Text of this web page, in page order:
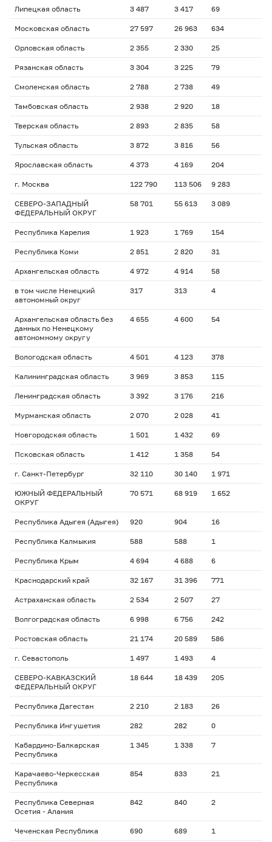
Липецкая область 3 487 3 417 69
Московская область 27 597 26 963 634
Орловская область 2 355 2 330 25
Рязанская область 3 304 3 225 79
Смоленская область 2 788 2 738 49
Тамбовская область 2 938 2 920 18
Тверская область 2 893 2 835 58
Тульская область 3 872 3 816 56
Ярославская область 4 373 4 169 204
г. Москва 122 790 113 506 9 283
СЕВЕРО-ЗАПАДНЫЙ
ФЕДЕРАЛЬНЫЙ ОКРУГ
58 701 55 613 3 089
Республика Карелия 1 923 1 769 154
Республика Коми 2 851 2 820 31
Архангельская область 4 972 4 914 58
в том числе Ненецкий
автономный округ
317 313 4
Архангельская область без
данных по Ненецкому
автономному округу
4 655 4 600 54
Вологодская область 4 501 4 123 378
Калининградская область 3 969 3 853 115
Ленинградская область 3 392 3 176 216
Мурманская область 2 070 2 028 41
Новгородская область 1 501 1 432 69
Псковская область 1 412 1 358 54
г. Санкт-Петербург 32 110 30 140 1 971
ЮЖНЫЙ ФЕДЕРАЛЬНЫЙ
ОКРУГ
70 571 68 919 1 652
Республика Адыгея (Адыгея) 920 904 16
Республика Калмыкия 588 588 1
Республика Крым 4 694 4 688 6
Краснодарский край 32 167 31 396 771
Астраханская область 2 534 2 507 27
Волгоградская область 6 998 6 756 242
Ростовская область 21 174 20 589 586
г. Севастополь 1 497 1 493 4
СЕВЕРО-КАВКАЗСКИЙ
ФЕДЕРАЛЬНЫЙ ОКРУГ
18 644 18 439 205
Республика Дагестан 2 210 2 183 26
Республика Ингушетия 282 282 0
Кабардино-Балкарская
Республика
1 345 1 338 7
Карачаево-Черкесская
Республика
854 833 21
Республика Северная
Осетия - Алания
842 840 2
Чеченская Республика 690 689 1